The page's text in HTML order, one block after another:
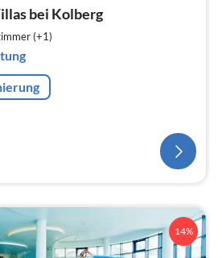
bei Kolberg
(+1)
14%